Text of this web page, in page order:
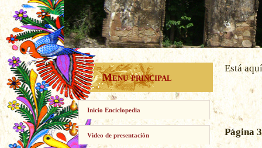
Menu principal
Inicio Enciclopedia
Video de presentación
Está
Página